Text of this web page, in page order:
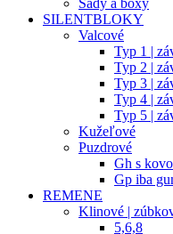
SILENTBLOKY
Valcové
Typ 1 |
Typ 2 |
Typ 3 |
Typ 4 |
Typ 5 |
Kužeľové
Puzdrové
Gh s
Gp iba
REMENE
Klinové |
5,6,8